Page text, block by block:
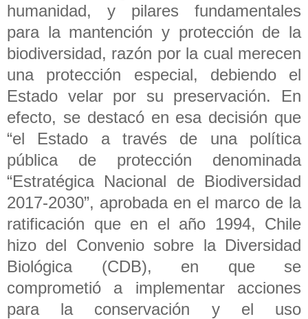
humanidad, y pilares fundamentales
para la mantención y protección de la
biodiversidad, razón por la cual merecen
una protección especial, debiendo el
Estado velar por su preservación. En
efecto, se destacó en esa decisión que
“el Estado a través de una política
pública de protección denominada
“Estratégica Nacional de Biodiversidad
2017-2030”, aprobada en el marco de la
ratificación que en el año 1994, Chile
hizo del Convenio sobre la Diversidad
Biológica (CDB), en que se
comprometió a implementar acciones
para la conservación y el uso